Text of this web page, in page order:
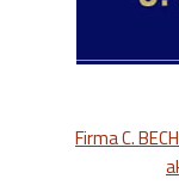
Firma C.